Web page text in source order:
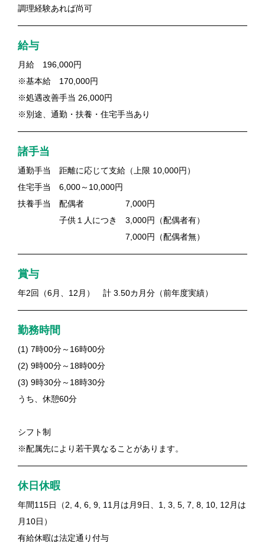
調理経験あれば尚可
給与
月給 196,000円
※基本給 170,000円
※処遇改善手当 26,000円
※別途、通勤・扶養・住宅手当あり
諸手当
通勤手当 距離に応じて支給（上限 10,000円）
住宅手当 6,000～10,000円
扶養手当 配偶者 7,000円
子供１人につき 3,000円（配偶者有）
7,000円（配偶者無）
賞与
年2回（6月、12月） 計 3.50カ月分（前年度実績）
勤務時間
(1) 7時00分～16時00分
(2) 9時00分～18時00分
(3) 9時30分～18時30分
うち、休憩60分
シフト制
※配属先により若干異なることがあります。
休日休暇
年間115日（2, 4, 6, 9, 11月は月9日、1, 3, 5, 7, 8, 10, 12月は月10
日）
有給休暇は法定通り付与